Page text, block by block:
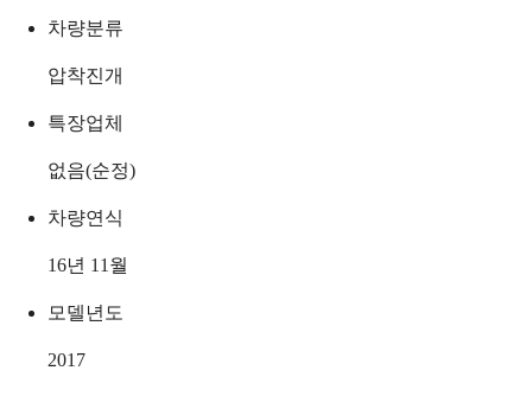
차량분류
압착진개
특장업체
없음(순정)
차량연식
16년 11월
모델년도
2017